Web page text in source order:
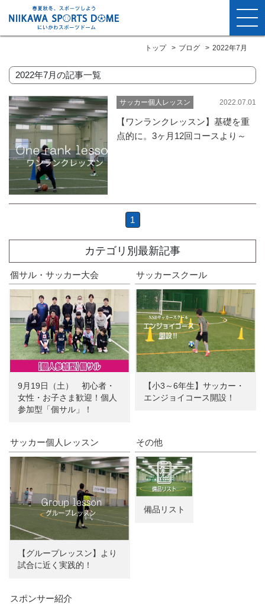
トップ ブログ 2022年7月
2022年7月の記事一覧
サッカー個人レッスン 2022.07.01
【ワンランクレッスン】基礎を重
点的に。3ヶ月12回コースより～
1
カテゴリ別最新記事
個サル・サッカー大会
9月19日（土） 初心者・
女性・お子さま歓迎！個人
参加型「個サル」！
サッカースクール
【小3～6年生】サッカー・
エンジョイコース開設！
サッカー個人レッスン
【グループレッスン】より
試合に近く実践的！
その他
備品リスト
スポンサー紹介